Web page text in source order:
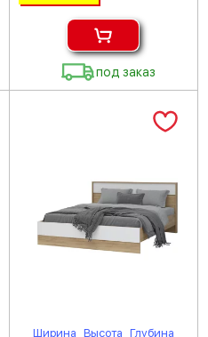
под заказ
Ширина Высота Глубина